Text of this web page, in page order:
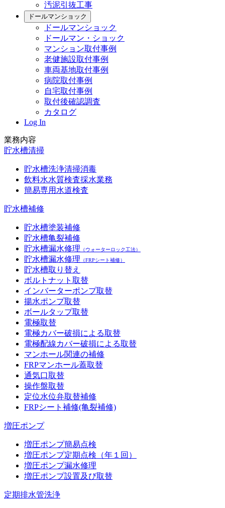
汚泥引抜工事
ドールマンショック
ドールマンショック
ドールマン・ショック
マンション取付事例
老健施設取付事例
車両基地取付事例
病院取付事例
自宅取付事例
取付後確認調査
カタログ
Log In
業務内容
貯水槽清掃
貯水槽洗浄清掃消毒
飲料水水質検査採水業務
簡易専用水道検査
貯水槽補修
貯水槽塗装補修
貯水槽亀裂補修
貯水槽漏水修理 （ウォーターロック工法）
貯水槽漏水修理 （FRPシート補修）
貯水槽取り替え
ボルトナット取替
インバーターポンプ取替
揚水ポンプ取替
ボールタップ取替
電極取替
電極カバー破損による取替
電極配線カバー破損による取替
マンホール関連の補修
FRPマンホール蓋取替
通気口取替
操作盤取替
定位水位弁取替補修
FRPシート補修(亀裂補修)
増圧ポンプ
増圧ポンプ簡易点検
増圧ポンプ定期点検（年１回）
増圧ポンプ漏水修理
増圧ポンプ設置及び取替
定期排水管洗浄